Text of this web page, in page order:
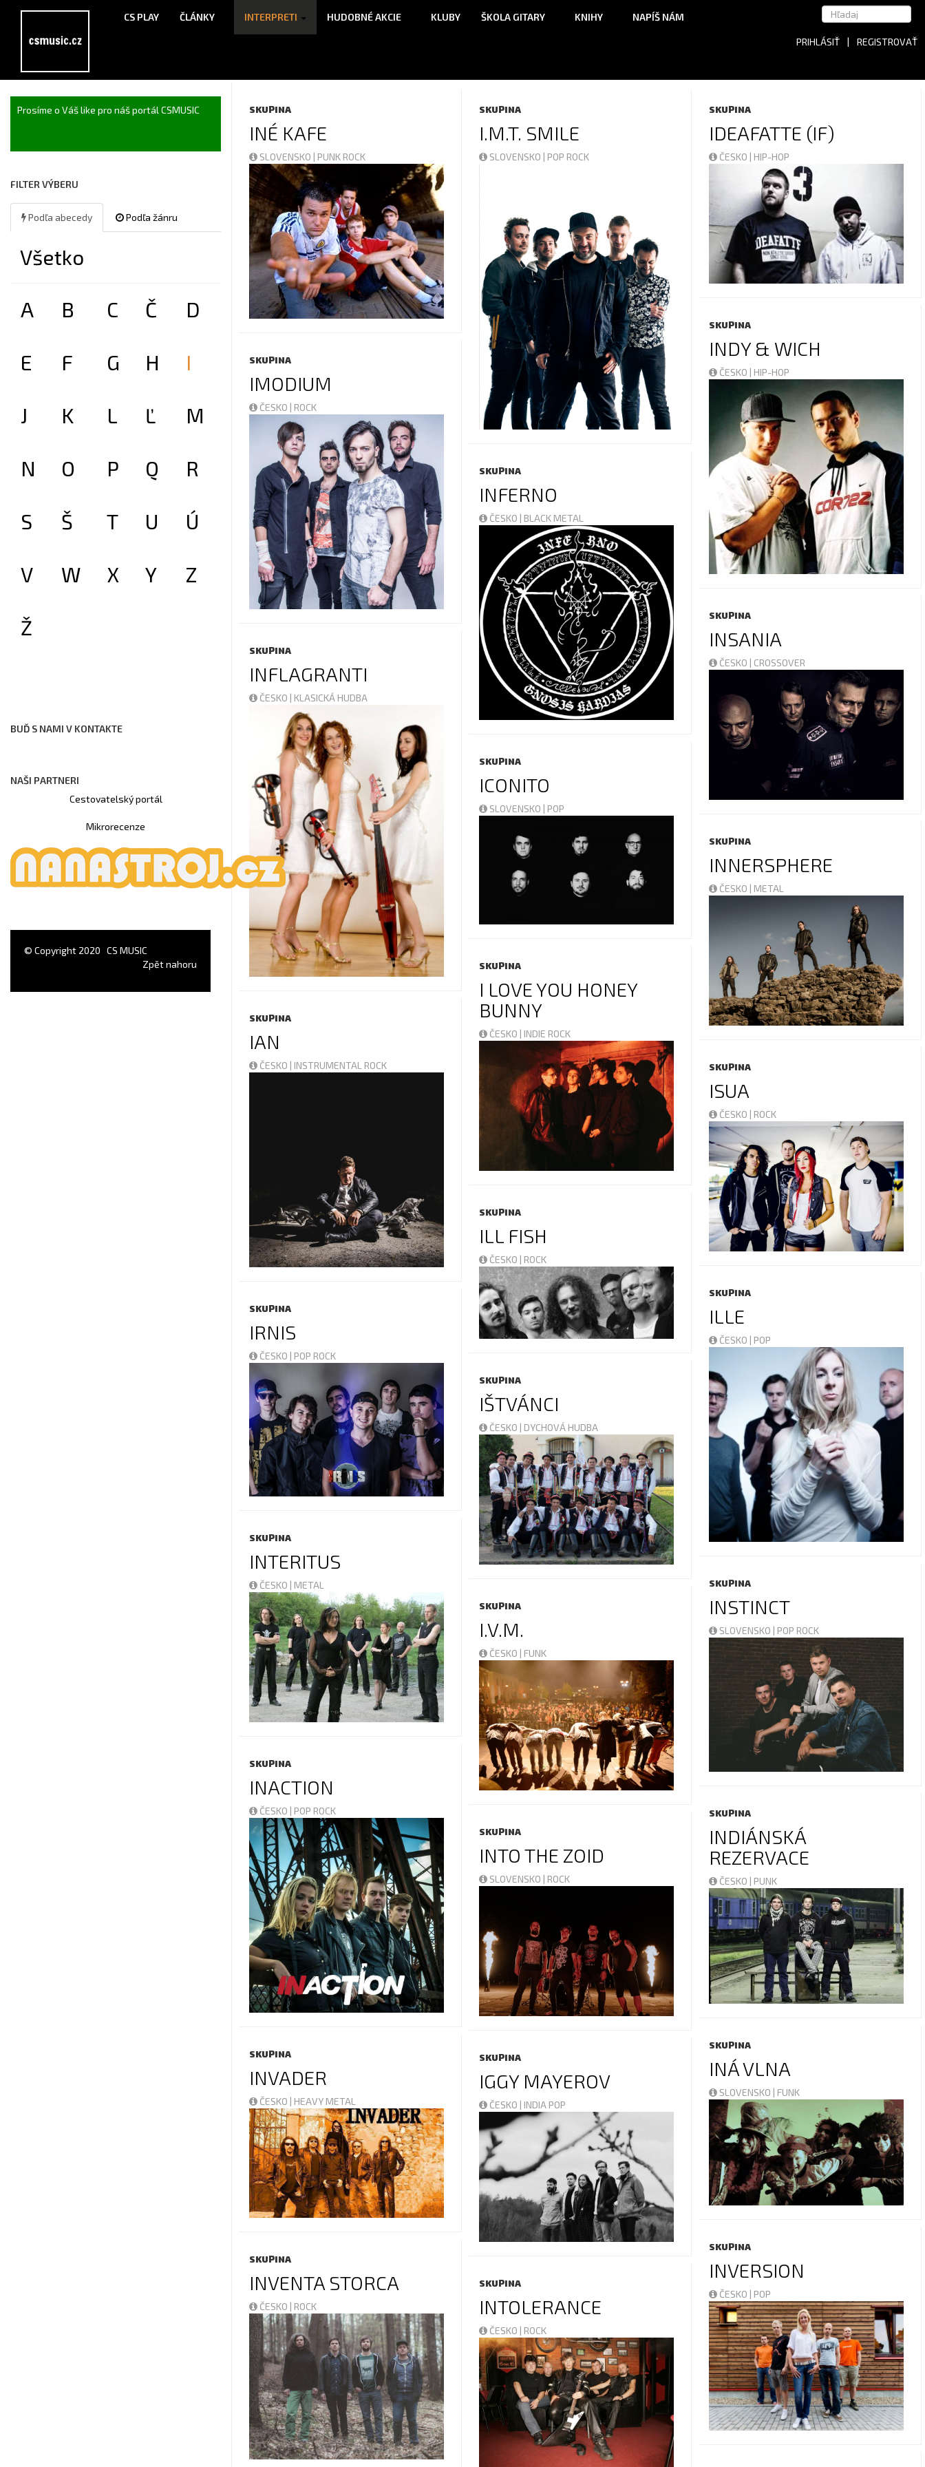
CS PLAY ČLÁNKY INTERPRETI HUDOBNÉ AKCIE KLUBY ŠKOLA GITARY KNIHY NAPÍŠ NÁM
PRIHLÁSIŤ | REGISTROVAŤ
SKUPINA
INÉ KAFE
SLOVENSKO | PUNK ROCK
SKUPINA
I.M.T. SMILE
SLOVENSKO | POP ROCK
SKUPINA
IDEAFATTE (IF)
ČESKO | HIP-HOP
SKUPINA
INDY & WICH
ČESKO | HIP-HOP
SKUPINA
IMODIUM
ČESKO | ROCK
SKUPINA
INFERNO
ČESKO | BLACK METAL
SKUPINA
INSANIA
ČESKO | CROSSOVER
SKUPINA
INFLAGRANTI
ČESKO | KLASICKÁ HUDBA
SKUPINA
ICONITO
SLOVENSKO | POP
SKUPINA
INNERSPHERE
ČESKO | METAL
SKUPINA
I LOVE YOU HONEY
BUNNY
ČESKO | INDIE ROCK
SKUPINA
IAN
ČESKO | INSTRUMENTAL ROCK SKUPINA
ISUA
ČESKO | ROCK
SKUPINA
ILL FISH
ČESKO | ROCK
SKUPINA
ILLE
ČESKO | POP
SKUPINA
IRNIS
ČESKO | POP ROCK
SKUPINA
IŠTVÁNCI
ČESKO | DYCHOVÁ HUDBA
SKUPINA
INTERITUS
ČESKO | METAL SKUPINA
INSTINCT
SLOVENSKO | POP ROCK
SKUPINA
I.V.M.
ČESKO | FUNK
SKUPINA
INACTION
ČESKO | POP ROCK SKUPINA
INDIÁNSKÁ
REZERVACE
ČESKO | PUNK
SKUPINA
INTO THE ZOID
SLOVENSKO | ROCK
SKUPINA
INÁ VLNA
SLOVENSKO | FUNK
SKUPINA
INVADER
ČESKO | HEAVY METAL
SKUPINA
IGGY MAYEROV
ČESKO | INDIA POP
SKUPINA
INVERSION
ČESKO | POP
SKUPINA
INVENTA STORCA
ČESKO | ROCK
SKUPINA
INTOLERANCE
ČESKO | ROCK
Prosíme o Váš like pro náš portál CSMUSIC
FILTER VÝBERU
Podľa abecedy Podľa žánru
Všetko
A B C Č D
E F G H I
J K L Ľ M
N O P Q R
S Š T U Ú
V W X Y Z
Ž
BUĎ S NAMI V KONTAKTE
NAŠI PARTNERI
Cestovatelský portál
Mikrorecenze
© Copyright 2020 CS MUSIC
Zpět nahoru